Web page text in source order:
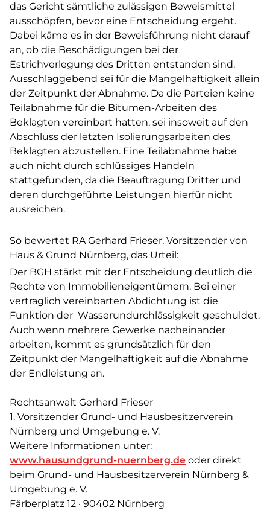
das Gericht sämtliche zulässigen Beweismittel
ausschöpfen, bevor eine Entscheidung ergeht.
Dabei käme es in der Beweisführung nicht darauf
an, ob die Beschädigungen bei der
Estrichverlegung des Dritten entstanden sind.
Ausschlaggebend sei für die Mangelhaftigkeit allein
der Zeitpunkt der Abnahme. Da die Parteien keine
Teilabnahme für die Bitumen-Arbeiten des
Beklagten vereinbart hatten, sei insoweit auf den
Abschluss der letzten Isolierungsarbeiten des
Beklagten abzustellen. Eine Teilabnahme habe
auch nicht durch schlüssiges Handeln
stattgefunden, da die Beauftragung Dritter und
deren durchgeführte Leistungen hierfür nicht
ausreichen.
So bewertet RA Gerhard Frieser, Vorsitzender von
Haus & Grund Nürnberg, das Urteil:
Der BGH stärkt mit der Entscheidung deutlich die
Rechte von Immobilieneigentümern. Bei einer
vertraglich vereinbarten Abdichtung ist die
Funktion der Wasserundurchlässigkeit geschuldet.
Auch wenn mehrere Gewerke nacheinander
arbeiten, kommt es grundsätzlich für den
Zeitpunkt der Mangelhaftigkeit auf die Abnahme
der Endleistung an.
Rechtsanwalt Gerhard Frieser
1. Vorsitzender Grund- und Hausbesitzerverein
Nürnberg und Umgebung e. V.
Weitere Informationen unter:
www.hausundgrund-nuernberg.de oder direkt
beim Grund- und Hausbesitzerverein Nürnberg &
Umgebung e. V.
Färberplatz 12 · 90402 Nürnberg